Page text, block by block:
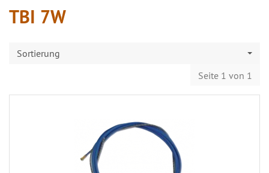
TBI 7W
Sortierung
Seite 1 von 1